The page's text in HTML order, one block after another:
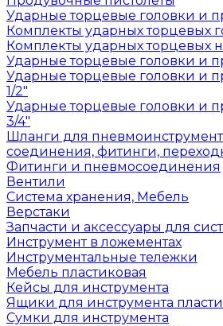
Ударные торцевые головки и
Комплекты ударных торцевых
Комплекты ударных торцевых
Ударные торцевые головки и
Ударные торцевые головки и
1/2"
Ударные торцевые головки и
3/4"
Шланги для
соединения, фитинги,
Фитинги и пневмосоединения
Вентили
Система хранения, Мебель
Верстаки
Запчасти и аксессуары для
Инструмент в ложементах
Инструментальные тележки
Мебель пластиковая
Кейсы для инструмента
Ящики для инструмента
Сумки для инструмента